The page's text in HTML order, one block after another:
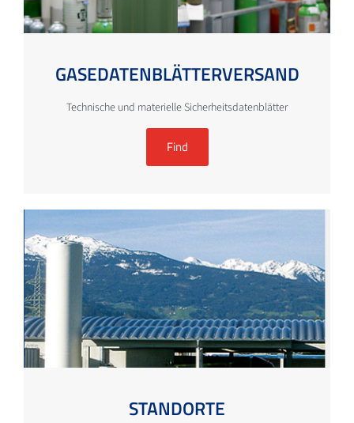
GASEDATENBLÄTTERVERSAND
Technische und materielle Sicherheitsdatenblätter
Find
STANDORTE